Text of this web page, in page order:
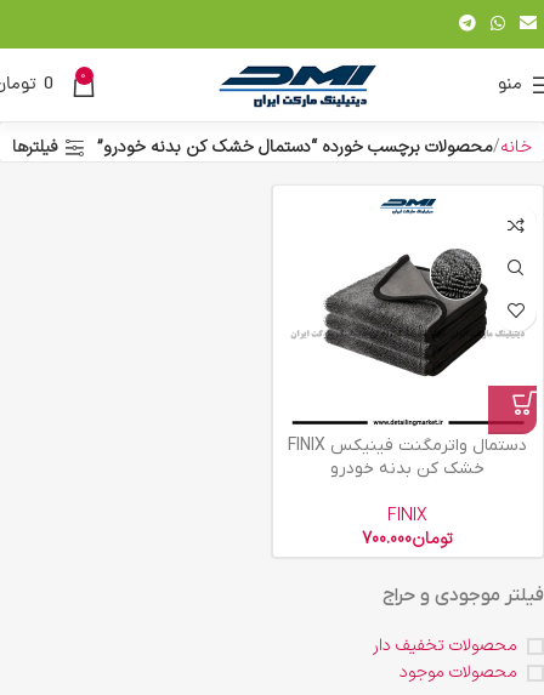
منو 0
0
فیلتر موجودی و حراج
محصولات تخفیف دار
محصولات موجود
خانه محصولات برچسب خورده “دستمال خشک کن بدنه خودرو” فیلترها
دستمال واترمگنت فینیکس FINIX
خشک کن بدنه خودرو
FINIX
تومان700.000